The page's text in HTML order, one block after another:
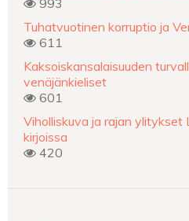
Tuhatvuotinen korruptio ja
611
Kaksoiskansalaisuuden
venäjänkieliset
601
Viholliskuva ja rajan ylitykset
kirjoissa
420